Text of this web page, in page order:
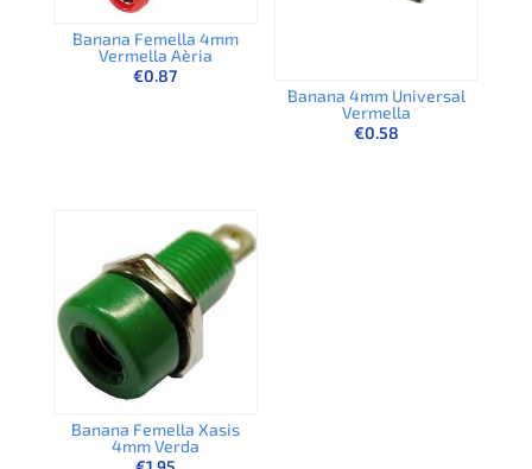
Banana Femella 4mm
Vermella Aèria
€0.87
Banana 4mm Universal
Vermella
€0.58
Banana Femella Xasis
4mm Verda